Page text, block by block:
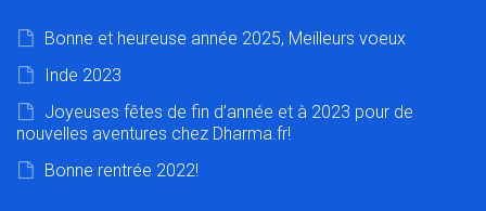
Bonne et heureuse année 2025, Meilleurs voeux
Inde 2023
Joyeuses fêtes de fin d’année et à 2023 pour de
nouvelles aventures chez Dharma.fr!
Bonne rentrée 2022!